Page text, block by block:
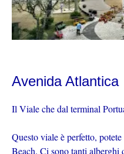
Avenida Atlantica
Il Viale che dal terminal
Questo viale è perfetto,
Beach. Ci sono tanti alberghi